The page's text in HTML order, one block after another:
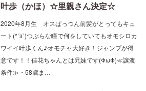
叶歩（かほ）☆里親さん決定☆
2020年8月生 オスぱっつん前髪がとってもキュ
ート(*´з`)つぶらな瞳で何をしていてもオモシロカ
ワイイ叶歩くん♪オモチャ大好き！ジャンプが得
意です！！佳花ちゃんとは兄妹です(ΦωΦ)≪譲渡
条件≫・58歳ま…